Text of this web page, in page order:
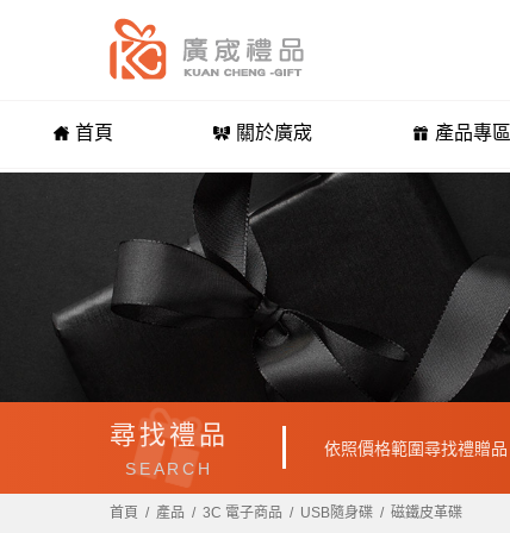
首頁 關於廣宬 產品專區
尋找禮品
SEARCH
依照價格範圍尋找禮贈品
首頁 產品 3C 電子商品 USB隨身碟 磁鐵皮革碟